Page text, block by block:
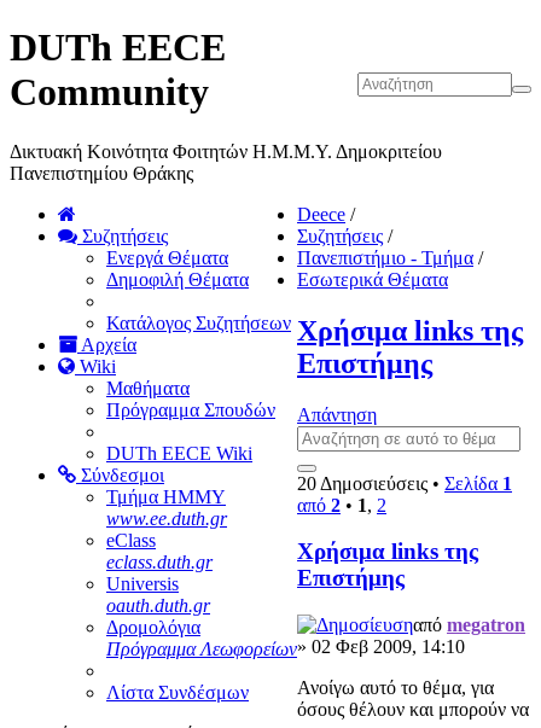
DUTh EECE
Community
Δικτυακή Κοινότητα Φοιτητών Η.Μ.Μ.Υ. Δημοκριτείου
Πανεπιστημίου Θράκης
Συζητήσεις
Ενεργά Θέματα
Δημοφιλή Θέματα
Κατάλογος Συζητήσεων
Αρχεία
Wiki
Μαθήματα
Πρόγραμμα Σπουδών
DUTh EECE Wiki
Σύνδεσμοι
Τμήμα ΗΜΜΥ
www.ee.duth.gr
eClass
eclass.duth.gr
Universis
oauth.duth.gr
Δρομολόγια
Πρόγραμμα Λεωφορείων
Λίστα Συνδέσμων
Deece /
Συζητήσεις /
Πανεπιστήμιο - Τμήμα /
Εσωτερικά Θέματα
Χρήσιμα links της
Επιστήμης
Απάντηση
20 Δημοσιεύσεις • Σελίδα 1
από 2 • 1, 2
Χρήσιμα links της
Επιστήμης
από megatron
» 02 Φεβ 2009, 14:10
Ανοίγω αυτό το θέμα, για
όσους θέλουν και μπορούν να